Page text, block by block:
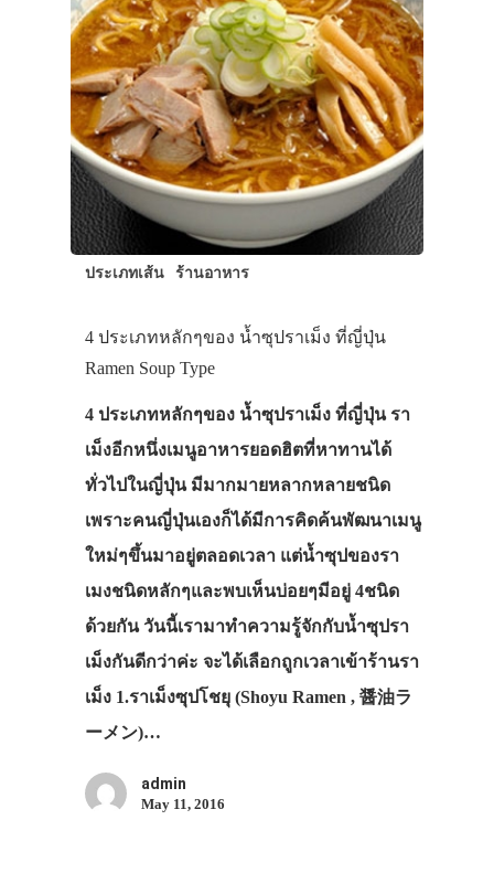
ประเภทเส้น ร้านอาหาร
4 ประเภทหลักๆของ น้ำซุปราเม็ง ที่ญี่ปุ่น
Ramen Soup Type
4 ประเภทหลักๆของ น้ำซุปราเม็ง ที่ญี่ปุ่น รา
เม็งอีกหนึ่งเมนูอาหารยอดฮิตที่หาทานได้
ทั่วไปในญี่ปุ่น มีมากมายหลากหลายชนิด
เพราะคนญี่ปุ่นเองก็ได้มีการคิดค้นพัฒนาเมนู
ใหม่ๆขึ้นมาอยู่ตลอดเวลา แต่น้ำซุปของรา
เมงชนิดหลักๆและพบเห็นบ่อยๆมีอยู่ 4ชนิด
ด้วยกัน วันนี้เรามาทำความรู้จักกับน้ำซุปรา
เม็งกันดีกว่าค่ะ จะได้เลือกถูกเวลาเข้าร้านรา
เม็ง 1.ราเม็งซุปโชยุ (Shoyu Ramen , 醤油ラ
ーメン)…
admin
May 11, 2016